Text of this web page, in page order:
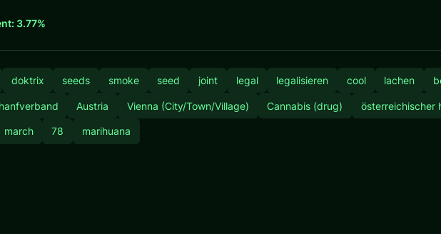
3.77%
doktrix seeds smoke seed joint legal legalisieren cool lachen
hanfverband Austria Vienna (City/Town/Village) Cannabis (drug) österreichischer
march 78 marihuana